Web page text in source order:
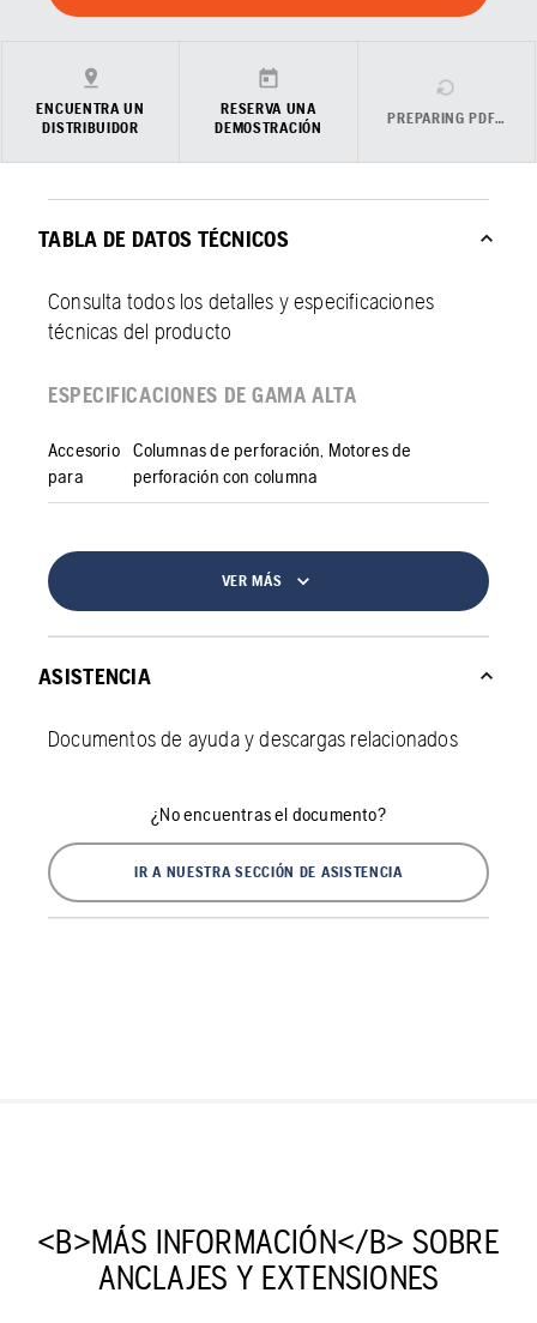
ENCUENTRA UN
DISTRIBUIDOR
RESERVA UNA
DEMOSTRACIÓN
PREPARING PDF…
TABLA DE DATOS TÉCNICOS
Consulta todos los detalles y especificaciones
técnicas del producto
ESPECIFICACIONES DE GAMA ALTA
Accesorio
para
Columnas de perforación, Motores de
perforación con columna
VER MÁS
ASISTENCIA
Documentos de ayuda y descargas relacionados
¿No encuentras el documento?
IR A NUESTRA SECCIÓN DE ASISTENCIA
<B>MÁS INFORMACIÓN</B> SOBRE
ANCLAJES Y EXTENSIONES